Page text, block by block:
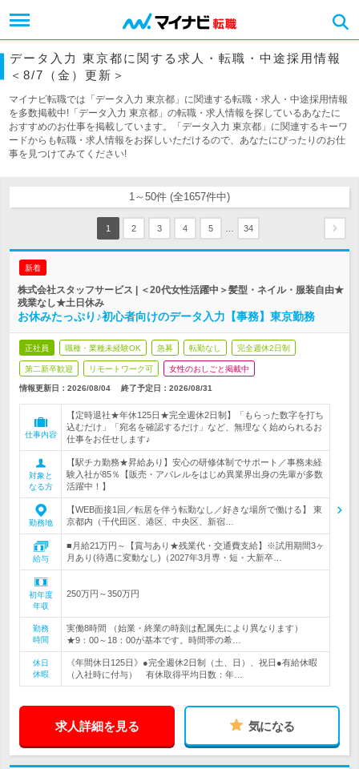
データ入力 東京都に関する求人・転職・中途採用情報
＜8/7（金）更新＞
マイナビ転職では「データ入力 東京都」に関連する転職・求人・中途採用情報
を多数掲載中!「データ入力 東京都」の転職・求人情報を探しているあなたに
おすすめのお仕事を掲載しています。「データ入力 東京都」に関連するキーワ
ードからも転職・求人情報をお探しいただけるので、あなたにぴったりのお仕
事を見つけてみてください!
1～50件 (全1657件中)
1 2 3 4 5 34
新着
株式会社スタッフサービス | ＜20代女性活躍中＞髪型・ネイル・服装自由★
残業なし★土日休み
お休みたっぷり♪初心者向けのデータ入力【事務】東京勤務
正社員 職種・業種未経験OK 急募 転勤なし 完全週休2日制
第二新卒歓迎 リモートワーク可 女性のおしごと掲載中
情報更新日：2026/08/04 終了予定日： 2026/08/31
仕事内容
【定時退社★年休125日★完全週休2日制】「もらった数字を打ち
込むだけ」「宛名を確認するだけ」など、無理なく始められるお
仕事をお任せします♪
対象と
なる方
【駅チカ勤務★昇給あり】安心の研修体制でサポート／事務未経
験入社が85％【販売・アパレルをはじめ異業界出身の先輩が多数
活躍中！】
勤務地
【WEB面接1回／転居を伴う転勤なし／好きな場所で働ける】 東
京都内（千代田区、港区、中央区、新宿…
給与
■月給21万円～【賞与あり★残業代・交通費支給】※試用期間3ヶ
月あり(待遇に変動なし)（2027年3月専・短・大新卒…
初年度
年収
250万円～350万円
勤務
時間
実働8時間 （始業・終業の時刻は配属先により異なります）
★9：00～18：00が基本です。時間帯の希…
休日
休暇
《年間休日125日》●完全週休2日制（土、日）、祝日●有給休暇
（入社時に付与） 有休取得平均日数：年…
求人詳細を見る 気になる